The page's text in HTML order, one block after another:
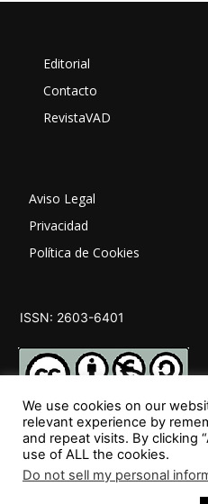
Editorial
Contacto
RevistaVAD
Aviso Legal
Privacidad
Política de Cookies
ISSN: 2603-6401
We use cookies on our
relevant experience by
and repeat visits. By clicking
use of ALL the cookies.
Do not sell my personal